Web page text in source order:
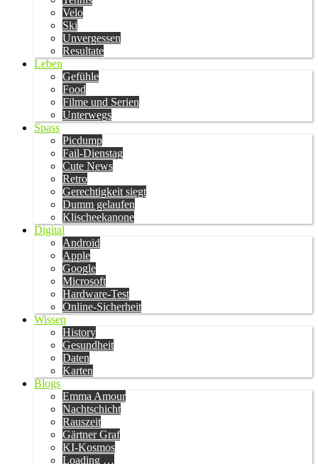
Velo
Ski
Unvergessen
Resultate
Leben
Gefühle
Food
Filme und Serien
Unterwegs
Spass
Picdump
Fail-Dienstag
Cute News
Retro
Gerechtigkeit siegt
Dumm gelaufen
Klischeekanone
Digital
Android
Apple
Google
Microsoft
Hardware-Test
Online-Sicherheit
Wissen
History
Gesundheit
Daten
Karten
Blogs
Emma Amour
Nachtschicht
Rauszeit
Gärtner Graf
KI-Kosmos
Loading …